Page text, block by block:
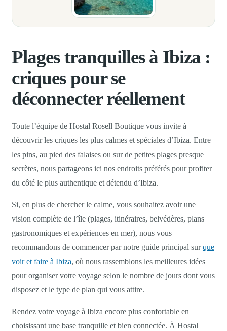
Plages tranquilles à Ibiza :
criques pour se
déconnecter réellement
Toute l’équipe de Hostal Rosell Boutique vous invite à
découvrir les criques les plus calmes et spéciales d’Ibiza. Entre
les pins, au pied des falaises ou sur de petites plages presque
secrètes, nous partageons ici nos endroits préférés pour profiter
du côté le plus authentique et détendu d’Ibiza.
Si, en plus de chercher le calme, vous souhaitez avoir une
vision complète de l’île (plages, itinéraires, belvédères, plans
gastronomiques et expériences en mer), nous vous
recommandons de commencer par notre guide principal surque
voir et faire à Ibiza, où nous rassemblons les meilleures idées
pour organiser votre voyage selon le nombre de jours dont vous
disposez et le type de plan qui vous attire.
Rendez votre voyage à Ibiza encore plus confortable en
choisissant une base tranquille et bien connectée. À Hostal